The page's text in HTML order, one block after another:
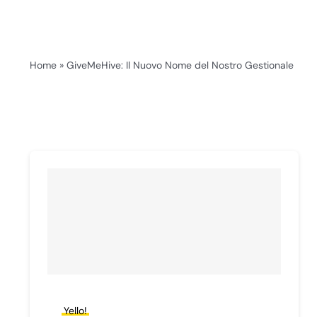
Home » GiveMeHive: Il Nuovo Nome del Nostro Gestionale
Yello!